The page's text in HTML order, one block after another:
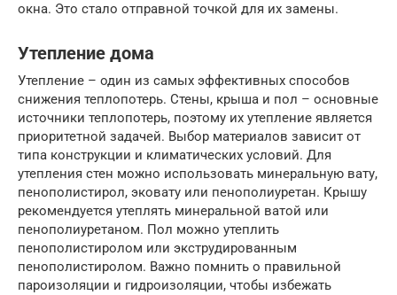
окна. Это стало отправной точкой для их замены.
Утепление дома
Утепление – один из самых эффективных способов
снижения теплопотерь. Стены, крыша и пол – основные
источники теплопотерь, поэтому их утепление является
приоритетной задачей. Выбор материалов зависит от
типа конструкции и климатических условий. Для
утепления стен можно использовать минеральную вату,
пенополистирол, эковату или пенополиуретан. Крышу
рекомендуется утеплять минеральной ватой или
пенополиуретаном. Пол можно утеплить
пенополистиролом или экструдированным
пенополистиролом. Важно помнить о правильной
пароизоляции и гидроизоляции, чтобы избежать